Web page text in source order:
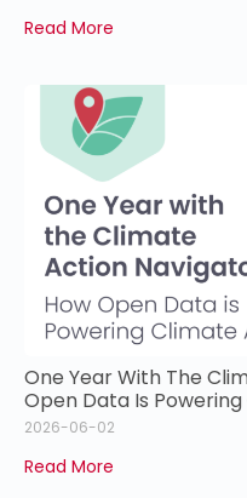
Read More
One Year With The
Open Data Is
2026-06-02
Read More